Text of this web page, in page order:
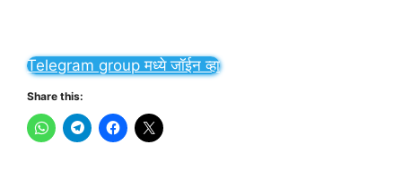
Telegram group मध्ये जॉईन व्हा
Share this: